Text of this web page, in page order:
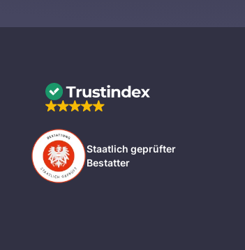
Staatlich geprüfter
Bestatter